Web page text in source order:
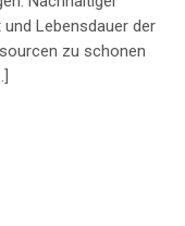
Lebensdauer der
zu schonen